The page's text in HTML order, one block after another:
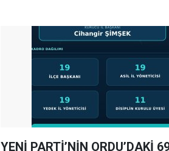
YENİ PARTİ’NİN ORDU’DAKİ